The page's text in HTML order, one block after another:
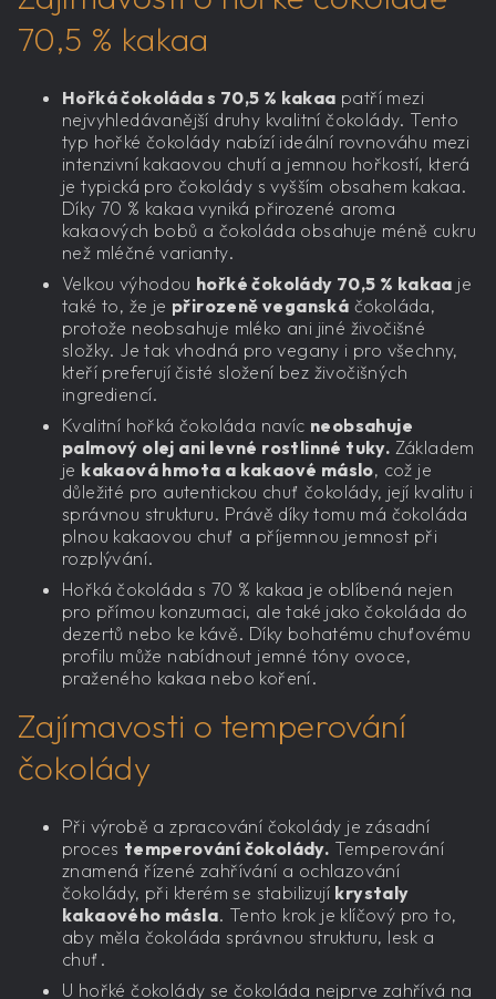
70,5 % kakaa
Hořká čokoláda s 70,5 % kakaa patří mezi
nejvyhledávanější druhy kvalitní čokolády. Tento
typ hořké čokolády nabízí ideální rovnováhu mezi
intenzivní kakaovou chutí a jemnou hořkostí, která
je typická pro čokolády s vyšším obsahem kakaa.
Díky 70 % kakaa vyniká přirozené aroma
kakaových bobů a čokoláda obsahuje méně cukru
než mléčné varianty.
Velkou výhodou hořké čokolády 70,5 % kakaa je
také to, že je přirozeně veganská čokoláda,
protože neobsahuje mléko ani jiné živočišné
složky. Je tak vhodná pro vegany i pro všechny,
kteří preferují čisté složení bez živočišných
ingrediencí.
Kvalitní hořká čokoláda navíc neobsahuje
palmový olej ani levné rostlinné tuky. Základem
je kakaová hmota a kakaové máslo, což je
důležité pro autentickou chuť čokolády, její kvalitu i
správnou strukturu. Právě díky tomu má čokoláda
plnou kakaovou chuť a příjemnou jemnost při
rozplývání.
Hořká čokoláda s 70 % kakaa je oblíbená nejen
pro přímou konzumaci, ale také jako čokoláda do
dezertů nebo ke kávě. Díky bohatému chuťovému
profilu může nabídnout jemné tóny ovoce,
praženého kakaa nebo koření.
Zajímavosti o temperování
čokolády
Při výrobě a zpracování čokolády je zásadní
proces temperování čokolády. Temperování
znamená řízené zahřívání a ochlazování
čokolády, při kterém se stabilizují krystaly
kakaového másla. Tento krok je klíčový pro to,
aby měla čokoláda správnou strukturu, lesk a
chuť.
U hořké čokolády se čokoláda nejprve zahřívá na